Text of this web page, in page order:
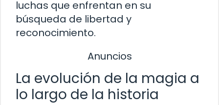
luchas que enfrentan en su
búsqueda de libertad y
reconocimiento.
Anuncios
La evolución de la magia a
lo largo de la historia